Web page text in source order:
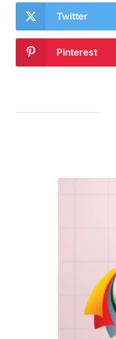
Twitter
Pinterest